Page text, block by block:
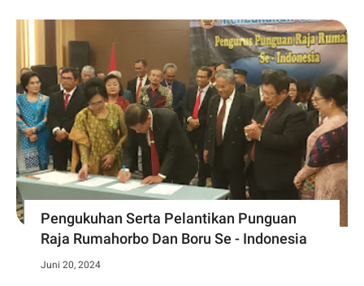
Pengukuhan Serta Pelantikan Punguan
Raja Rumahorbo Dan Boru Se - Indonesia
Juni 20, 2024